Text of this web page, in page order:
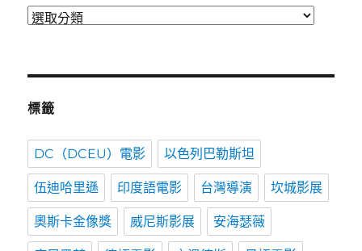
分
標籤
DC（DCEU）電影 以色列巴勒斯坦
伍迪哈里遜 印度語電影 台灣導演 坎城影展
奧斯卡金像獎 威尼斯影展 安海瑟薇